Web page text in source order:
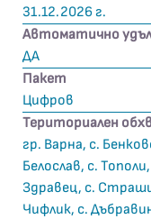
31.12.2026 г.
Автоматично
ДА
Пакет
Цифров
Териториален
гр. Варна, с.
Белослав, с.
Здравец, с.
Чифлик, с.